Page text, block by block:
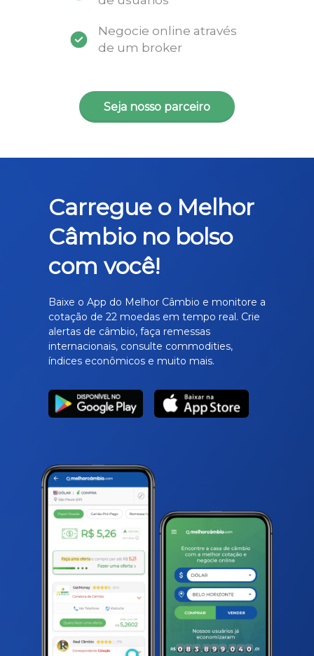
Negocie online através
de um broker
Seja nosso parceiro
Carregue o Melhor
Câmbio no bolso
com você!
Baixe o App do Melhor Câmbio e monitore a
cotação de 22 moedas em tempo real. Crie
alertas de câmbio, faça remessas
internacionais, consulte commodities,
índices econômicos e muito mais.